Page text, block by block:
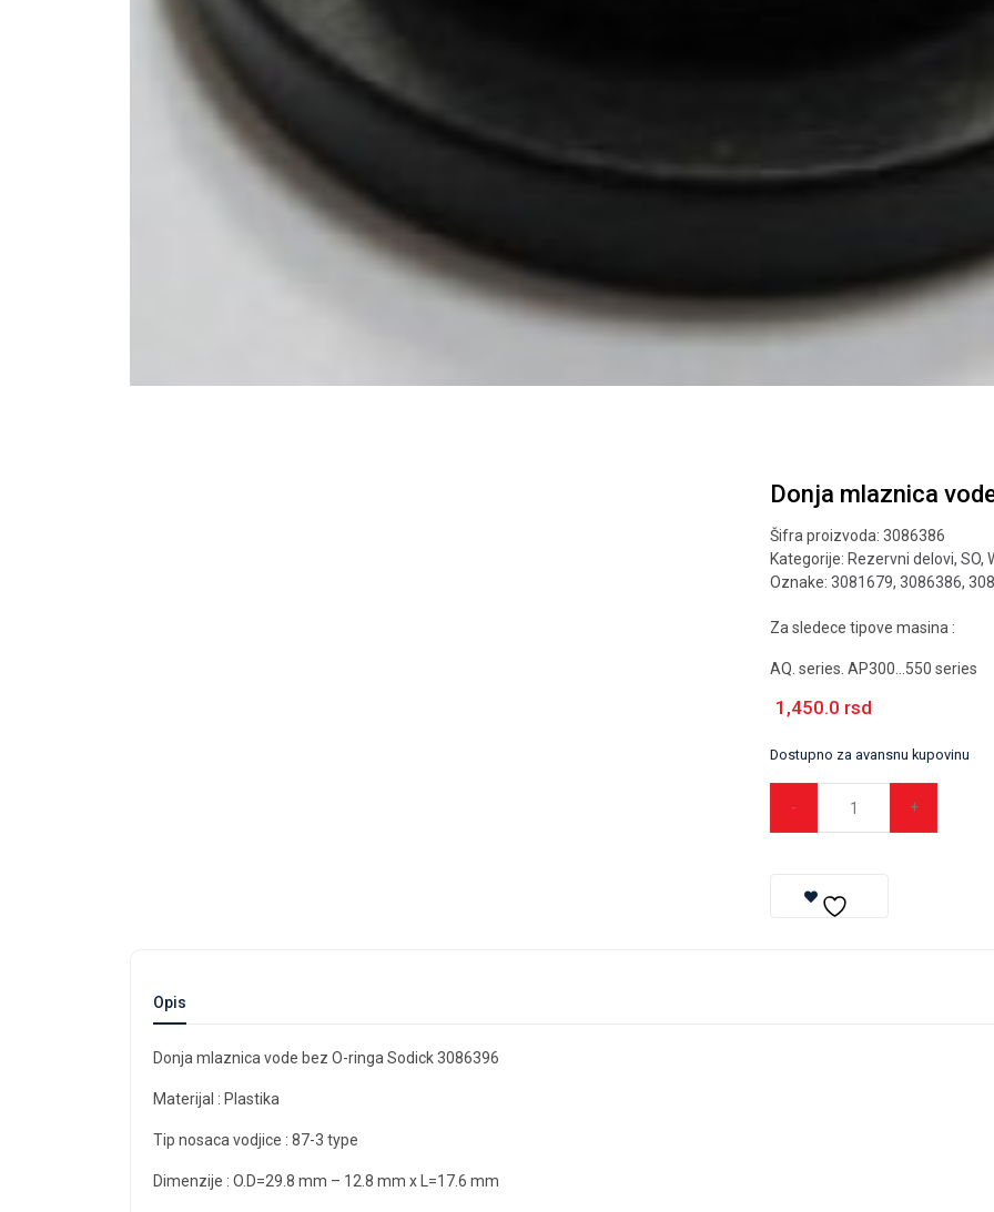
Donja mlaznica
Šifra proizvoda:3086386
Kategorije: Rezervni delovi,SO,
Oznake:3081679,3086386,
Za sledece tipove masina :
AQ. series. AP300…550 series
1,450.0 rsd
Dostupno za avansnu kupovinu
Opis
Donja mlaznica vode bez O-ringa Sodick 3086396
Materijal : Plastika
Tip nosaca vodjice : 87-3 type
Dimenzije : O.D=29.8 mm – 12.8 mm x L=17.6 mm